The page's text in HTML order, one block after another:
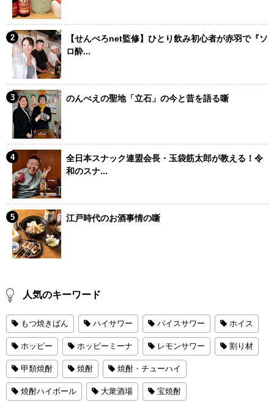
【せんべろnet監修】ひとり飲み初心者が赤羽で『ソ
ロ酔...
のんべえの聖地「立石」の今と昔を語る噺
全日本スナック連盟会長・玉袋筋太郎が教える！令
和のスナ...
江戸時代のお酒事情の噺
人気のキーワード
もつ焼きばん ハイサワー バイスサワー ホイス
ホッピー ホッピーミーナ レモンサワー 割り材
甲類焼酎 焼酎 焼酎・チューハイ
焼酎ハイボール 大衆酒場 宝焼酎